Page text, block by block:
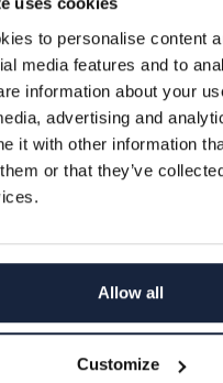
to personalise content
media features and to
information about your
advertising and
it with other information
or that they’ve
Allow all
CustomizeSOVGARANTI
Då får du exklusiva
nyheterna direkt i din
Gäller ej redan nedsatta